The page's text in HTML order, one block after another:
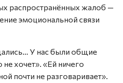
распространённых жалоб —
эмоциональной связи
У нас были общие
не хочет». «Ей ничего
почти не разговаривает».